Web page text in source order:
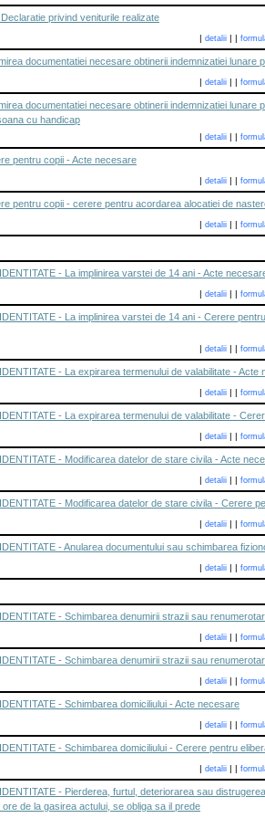
privind veniturile realizate
| detalii| |
documentatiei necesare obtinerii indemnizatiei
| detalii| |
documentatiei necesare obtinerii indemnizatiei
cu handicap
| detalii| |
pentru copii - Acte necesare
| detalii| |
pentru copii - cerere pentru acordarea alocatiei de
| detalii| |
- La implinirea varstei de 14 ani - Acte
| detalii| |
- La implinirea varstei de 14 ani - Cerere
| detalii| |
- La expirarea termenului de valabilitate - Acte
| detalii| |
- La expirarea termenului de valabilitate -
| detalii| |
- Modificarea datelor de stare civila - Acte
| detalii| |
- Modificarea datelor de stare civila - Cerere
| detalii| |
- Anularea documentului sau schimbarea
| detalii| |
- Schimbarea denumirii strazii sau
| detalii| |
- Schimbarea denumirii strazii sau
| detalii| |
- Schimbarea domiciliului - Acte necesare
| detalii| |
- Schimbarea domiciliului - Cerere pentru
| detalii| |
- Pierderea, furtul, deteriorarea sau
de la gasirea actului, se obliga sa il prede